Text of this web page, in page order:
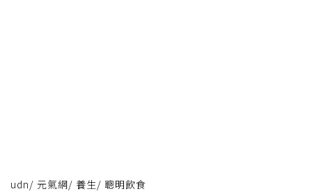
udn/ 元氣網/ 養生/ 聰明飲食